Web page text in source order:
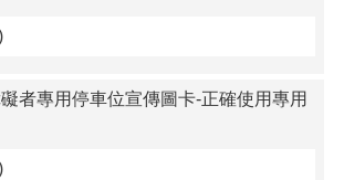
者專用停車位宣傳圖卡-正確使用專用